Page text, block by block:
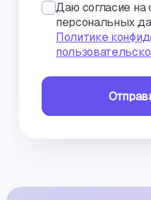
Даю согласие на
персональных
Политике